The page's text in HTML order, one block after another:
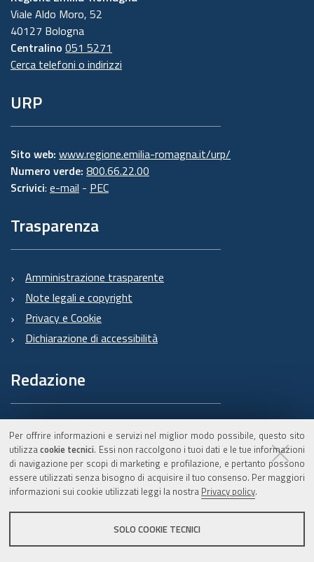
Per offrire informazioni e servizi nel miglior modo possibile, questo sito
utilizzacookie tecnici. Essi non raccolgono i tuoi dati e le tue informazioni
di navigazione per scopi di marketing e profilazione, e pertanto possono
essere utilizzati senza bisogno di acquisire il tuo consenso. Per maggiori
informazioni sui cookie utilizzati leggi la nostra Privacy policy.
SOLO COOKIE TECNICI
Viale Aldo Moro, 52
40127 Bologna
Centralino 051 5271
Cerca telefoni o indirizzi
URP
Sito web: www.regione.emilia-romagna.it/urp/
Numero verde: 800.66.22.00
Scrivici: e-mail - PEC
Trasparenza
Amministrazione trasparente
Note legali e copyright
Privacy e Cookie
Dichiarazione di accessibilità
Redazione
Informazioni sul Burert
e contatti
C.F. 800.625.903.79